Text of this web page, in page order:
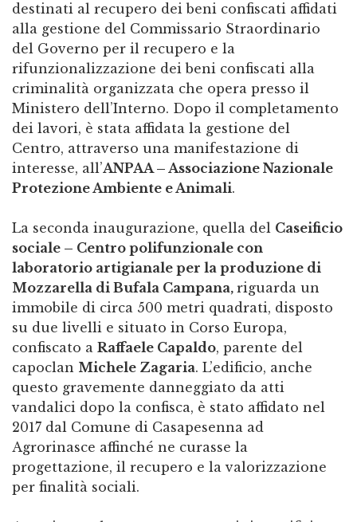
destinati al recupero dei beni confiscati affidati
alla gestione del Commissario Straordinario
del Governo per il recupero e la
rifunzionalizzazione dei beni confiscati alla
criminalità organizzata che opera presso il
Ministero dell’Interno. Dopo il completamento
dei lavori, è stata affidata la gestione del
Centro, attraverso una manifestazione di
interesse, all’ANPAA – Associazione Nazionale
Protezione Ambiente e Animali.
La seconda inaugurazione, quella del Caseificio
sociale – Centro polifunzionale con
laboratorio artigianale per la produzione di
Mozzarella di Bufala Campana, riguarda un
immobile di circa 500 metri quadrati, disposto
su due livelli e situato in Corso Europa,
confiscato a Raffaele Capaldo, parente del
capoclan Michele Zagaria. L’edificio, anche
questo gravemente danneggiato da atti
vandalici dopo la confisca, è stato affidato nel
2017 dal Comune di Casapesenna ad
Agrorinasce affinché ne curasse la
progettazione, il recupero e la valorizzazione
per finalità sociali.